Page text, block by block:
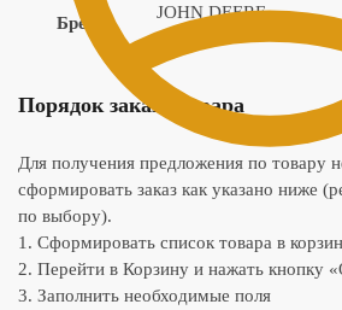
Бренд
JOHN DEERE
Порядок заказа товара
Для получения предложения по товару
сформировать заказ как указано ниже
по выбору).
1. Сформировать список товара в
2. Перейти в Корзину и нажать кнопку
3. Заполнить необходимые поля